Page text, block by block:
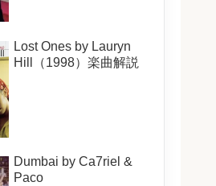
Lost Ones by Lauryn
Hill（1998）楽曲解説
Dumbai by Ca7riel &
Paco